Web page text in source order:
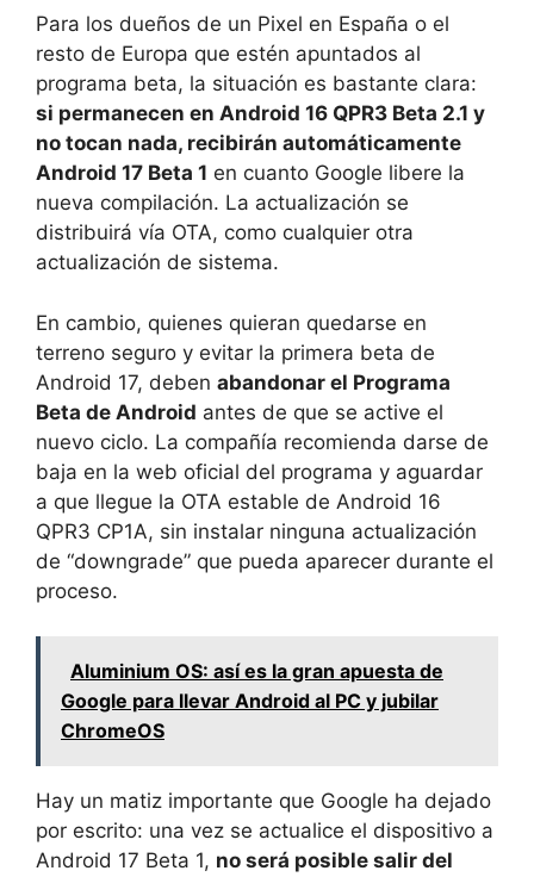
Para los dueños de un Pixel en España o el
resto de Europa que estén apuntados al
programa beta, la situación es bastante clara:
si permanecen en Android 16 QPR3 Beta 2.1 y
no tocan nada, recibirán automáticamente
Android 17 Beta 1 en cuanto Google libere la
nueva compilación. La actualización se
distribuirá vía OTA, como cualquier otra
actualización de sistema.
En cambio, quienes quieran quedarse en
terreno seguro y evitar la primera beta de
Android 17, deben abandonar el Programa
Beta de Android antes de que se active el
nuevo ciclo. La compañía recomienda darse de
baja en la web oficial del programa y aguardar
a que llegue la OTA estable de Android 16
QPR3 CP1A, sin instalar ninguna actualización
de “downgrade” que pueda aparecer durante el
proceso.
Aluminium OS: así es la gran apuesta de
Google para llevar Android al PC y jubilar
ChromeOS
Hay un matiz importante que Google ha dejado
por escrito: una vez se actualice el dispositivo a
Android 17 Beta 1, no será posible salir del